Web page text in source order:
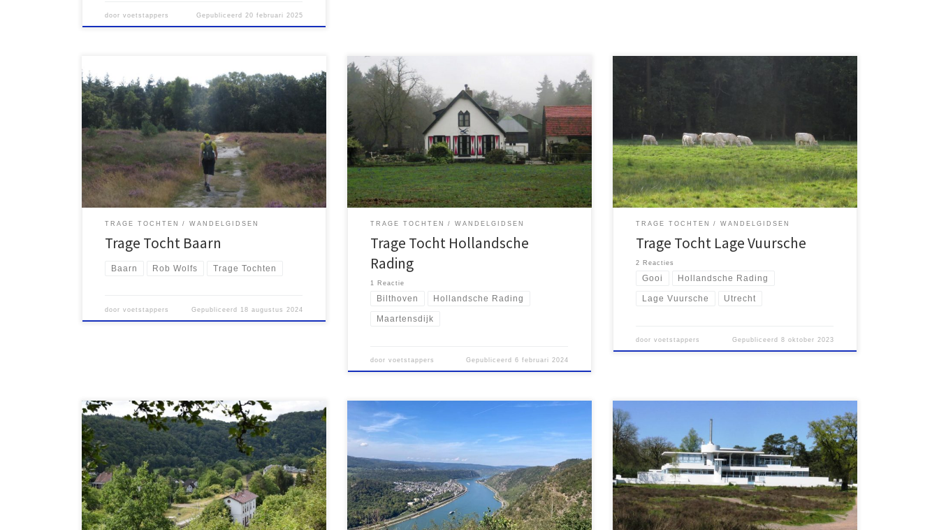
doorvoetstappers Gepubliceerd 20 februari 2025
Ik ga graag op pad samen met mijn zoon Lucas. Omdat
hij in Almere woont ligt het voor de hand om met de
trein te reizen naar het Gooi of naar aangrenzende
delen van de provincie Utrecht. De vorige keren
reisden we naar het kleine station Hollandsche
Rading, een plek […]
TRAGE TOCHTEN WANDELGIDSEN
Trage Tocht Baarn
Baarn Rob Wolfs Trage Tochten
doorvoetstappers Gepubliceerd 18 augustus 2024
Het kleine treinstation Hollandsche Rading, gelegen
aan de spoorlijn tussen Utrecht en Hilversum, is een
ideale plek om een wandeling in de omgeving te
maken. In bijna alle richtingen kun je de bossen in,
ideaal voor mooie en gevarieerde wandelingen.
Samen met mijn zoon was ik hier dan ook enkele […]
TRAGE TOCHTEN WANDELGIDSEN
Trage Tocht Hollandsche
Rading
1 Reactie
Bilthoven Hollandsche Rading
Maartensdijk
doorvoetstappers Gepubliceerd 6 februari 2024
Kort voor het begin van de coronapandemie
publiceerden Rutger Burgers en Rob Wolfs de
wandelgids Wandelen in Utrecht met daarin 15
rondwandelingen – Trage Tochten – in de provincie
Utrecht. Toen ik op zoek was naar een mooie
wandeling om samen met mijn zoon Lucas te gaan
doen viel in […]
TRAGE TOCHTEN WANDELGIDSEN
Trage Tocht Lage Vuursche
2 Reacties
Gooi Hollandsche Rading
Lage Vuursche Utrecht
doorvoetstappers Gepubliceerd 8 oktober 2023
Duitsland kent diverse lange-afstands-wandelpaden.
Deze routes worden vaak aangeduid als Steig of
Wanderweg. Diverse wandelpaden volgen de loop
van rivieren en zijn goed bereikbaar dankzij de
spoorwegen die langs deze rivieren lopen. Eén
hiervan is de Lahn Wanderweg, die de loop van deze
rivier, die ontspringt in het Rothaargebirge in […]
Klimmen en dalen langs de romantische Rijn In
Duitsland zijn diverse lange afstandswandelpaden
uitgezet. Vaak worden ze aangeduid met het woord
Steig of anders worden ze een Wanderweg
genoemd. De Rheinsteig is wellicht wel één van de
mooiste routes. De Rheinsteig is 320 kilometer lang en
loopt van Bonn naar […]
Vorig jaar verscheen bij Uitgeverij Gegarandeerd
Onregelmatig Wandelen in Gooi en Vechtstreek van
de hand van Sietske de Vet en Ad Snelderwaard, een
gids met veertien wandelingen in het Gooi en het ten
westen daarvan gelegen veengebied ten oosten van
de Vecht. Op zaterdag 29 april 2023 besloot ik om […]